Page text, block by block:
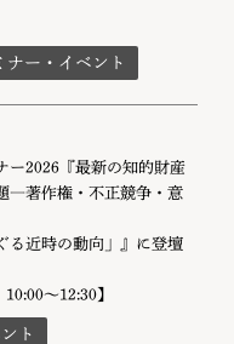
ー・イベント
ー2026『最新の知的財産
―著作権・不正競争・意
る近時の動向」』に登壇
～12:30】
ト